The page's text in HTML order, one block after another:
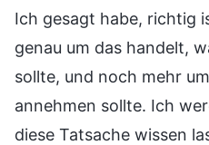
Ich gesagt habe, richtig
genau um das handelt,
sollte, und noch mehr
annehmen sollte. Ich
diese Tatsache wissen